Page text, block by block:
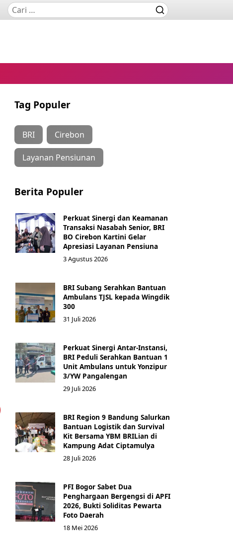
Tag Populer
BRI Cirebon
Layanan Pensiunan
Berita Populer
Perkuat Sinergi dan Keamanan
Transaksi Nasabah Senior, BRI
BO Cirebon Kartini Gelar
Apresiasi Layanan Pensiuna
3 Agustus 2026
BRI Subang Serahkan Bantuan
Ambulans TJSL kepada Wingdik
300
31 Juli 2026
Perkuat Sinergi Antar-Instansi,
BRI Peduli Serahkan Bantuan 1
Unit Ambulans untuk Yonzipur
3/YW Pangalengan
29 Juli 2026
BRI Region 9 Bandung Salurkan
Bantuan Logistik dan Survival
Kit Bersama YBM BRILian di
Kampung Adat Ciptamulya
28 Juli 2026
PFI Bogor Sabet Dua
Penghargaan Bergengsi di APFI
2026, Bukti Soliditas Pewarta
Foto Daerah
18 Mei 2026